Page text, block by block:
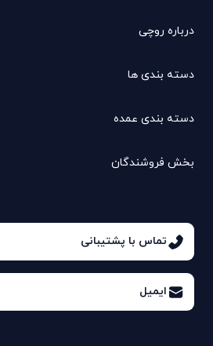
درباره روچی
دسته بندی ها
دسته بندی عمده
بخش فروشندگان
تماس با پشتیبانی
ایمیل